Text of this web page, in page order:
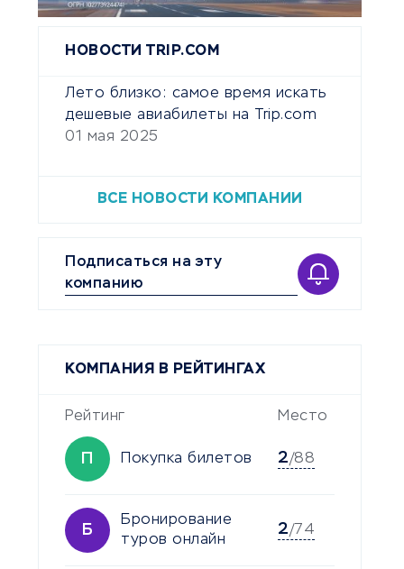
НОВОСТИ TRIP.COM
Лето близко: самое время искать
дешевые авиабилеты на Trip.com
01 мая 2025
ВСЕ НОВОСТИ КОМПАНИИ
Подписаться на эту
компанию
КОМПАНИЯ В РЕЙТИНГАХ
Рейтинг Место
П Покупка билетов 2/88
Б
Бронирование
туров онлайн
2/74